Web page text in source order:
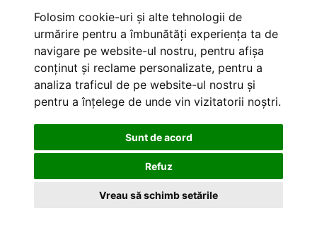
Folosim cookie-uri și alte tehnologii de
urmărire pentru a îmbunătăți experiența ta de
navigare pe website-ul nostru, pentru afișa
conținut și reclame personalizate, pentru a
analiza traficul de pe website-ul nostru și
pentru a înțelege de unde vin vizitatorii noștri.
Sunt de acord
Refuz
Vreau să schimb setările
Cancellation and Refund Policies